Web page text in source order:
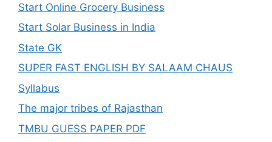
Start Online Grocery Business
Start Solar Business in India
State GK
SUPER FAST ENGLISH BY SALAAM CHAUS
Syllabus
The major tribes of Rajasthan
TMBU GUESS PAPER PDF